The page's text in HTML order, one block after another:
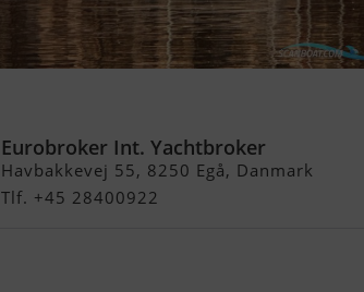
Eurobroker Int. Yachtbroker
Havbakkevej 55, 8250 Egå, Danmark
Tlf. +45 28400922